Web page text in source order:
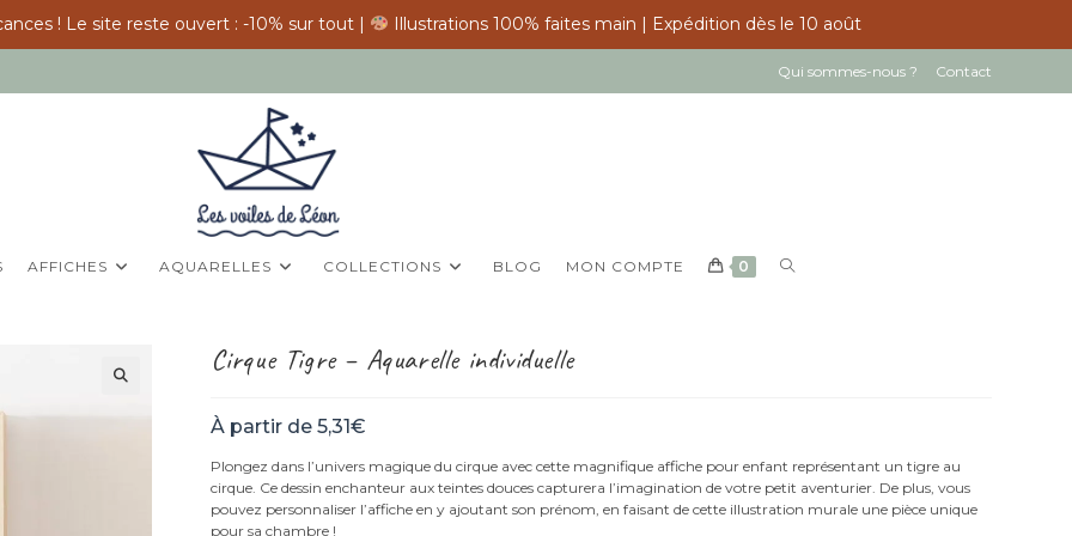
! Le site reste ouvert : -10% sur tout |
Illustrations 100% faites main | Expédition dès le 10 août
Qui sommes-nous ? Contact
AFFICHES AQUARELLES COLLECTIONS BLOG MON COMPTE 0
TOGGLE
Cirque Tigre – Aquarelle individuelle
À partir de 5,31€
Plongez dans l’univers magique du cirque avec cette magnifique affiche pour enfant représentant un tigre au
cirque. Ce dessin enchanteur aux teintes douces capturera l’imagination de votre petit aventurier. De plus, vous
pouvez personnaliser l’affiche en y ajoutant son prénom, en faisant de cette illustration murale une pièce unique
pour sa chambre !